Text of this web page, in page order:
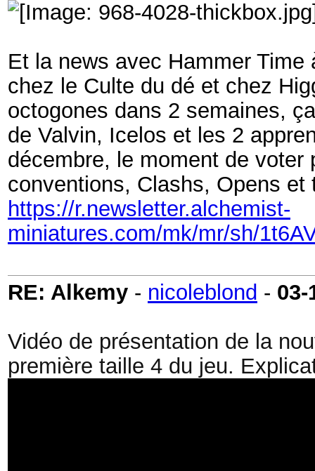
Et la news avec Hammer Time
chez le Culte du dé et chez
octogones dans 2 semaines,
de Valvin, Icelos et les 2
décembre, le moment de
conventions, Clashs, Opens
https://r.newsletter.alchemist-
miniatures.com/mk/mr/sh/
RE: Alkemy - nicoleblond - 03-
Vidéo de présentation de la
première taille 4 du jeu.